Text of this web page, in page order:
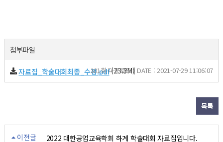
첨부파일
자료집_학술대회최종_수정.pdf(23.3M)
101회 다운로드 | DATE : 2021-07-29 11:06:07
목록
이전글
2022 대한공업교육학회 하계 학술대회 자료집입니다.